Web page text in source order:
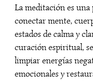
La meditación es
conectar mente,
estados de calma y
curación espiritual,
limpiar energías
emocionales y